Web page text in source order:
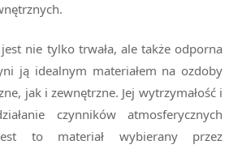
jest nie tylko trwała, ale także odporna
ją idealnym materiałem na ozdoby
jak i zewnętrzne. Jej wytrzymałość i
czynników atmosferycznych
to materiał wybierany przez